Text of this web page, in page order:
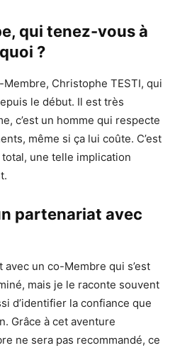
qui tenez-vous à
?
Christophe TESTI, qui
le début. Il est très
c’est un homme qui respecte
même si ça lui coûte. C’est
total, une telle implication
partenariat avec
avec un co-Membre qui s’est
mais je le raconte souvent
d’identifier la confiance que
Grâce à cet aventure
ne sera pas recommandé, ce